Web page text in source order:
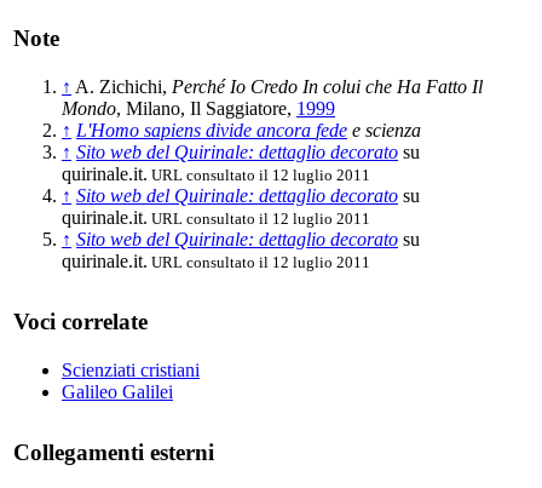
Note
↑ A. Zichichi, Perché Io Credo In colui che Ha Fatto Il
Mondo, Milano, Il Saggiatore, 1999
↑ L'Homo sapiens divide ancora fede e scienza
↑ Sito web del Quirinale: dettaglio decorato su
quirinale.it. URL consultato il 12 luglio 2011
↑ Sito web del Quirinale: dettaglio decorato su
quirinale.it. URL consultato il 12 luglio 2011
↑ Sito web del Quirinale: dettaglio decorato su
quirinale.it. URL consultato il 12 luglio 2011
Voci correlate
Scienziati cristiani
Galileo Galilei
Collegamenti esterni